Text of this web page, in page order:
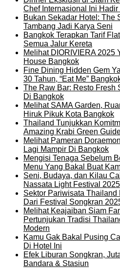
Chef Internasional Ini
Bukan Sekadar Hotel: The
Tambang Jadi Karya Seni
Bangkok Terapkan Tarif
Semua Jalur Kereta
Melihat DIORIVIERA 2025
House Bangkok
Fine Dining Hidden Gem
30 Tahun, “Eat Me”
The Raw Bar: Resto Fresh
Di Bangkok
Melihat SAMA Garden,
Hiruk Pikuk Kota Bangkok
Thailand Tunjukkan
Amazing Krabi Green
Melihat Pameran
Lagi Mampir Di Bangkok
Mengisi Tenaga Sebelum
Menu Yang Bakal Buat
Seni, Budaya, dan Kilau
Nassata Light Festival 2025
Sektor Pariwisata Thailand
Dari Festival Songkran
Melihat Keajaiban Siam
Pertunjukan Tradisi
Modern
Kamu Gak Bakal Pusing
Di Hotel Ini
Efek Liburan Songkran,
Bandara & Stasiun